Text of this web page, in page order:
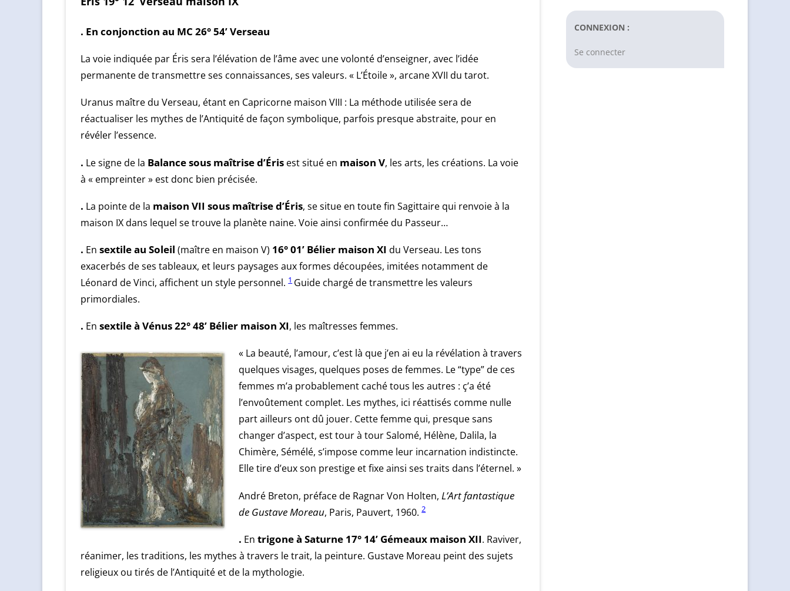
. En conjonction au MC 26° 54’ Verseau
La voie indiquée par Éris sera l’élévation de l’âme avec une volonté d’enseigner, avec l’idée
permanente de transmettre ses connaissances, ses valeurs. « L’Étoile », arcane XVII du tarot.
Uranus maître du Verseau, étant en Capricorne maison VIII : La méthode utilisée sera de
réactualiser les mythes de l’Antiquité de façon symbolique, parfois presque abstraite, pour en
révéler l’essence.
. Le signe de la Balance sous maîtrise d’Éris est situé en maison V, les arts, les créations. La voie
à « empreinter » est donc bien précisée.
. La pointe de la maison VII sous maîtrised’Éris, se situe en toute fin Sagittaire qui renvoie à la
maison IX dans lequel se trouve la planète naine. Voie ainsi confirmée du Passeur…
. Ensextile au Soleil (maître en maison V) 16° 01’ Bélier maison XI du Verseau. Les tons
exacerbés de ses tableaux, et leurs paysages aux formes découpées, imitées notamment de
Léonard de Vinci, affichent un style personnel. 1 Guide chargé de transmettre les valeurs
primordiales.
. Ensextile à Vénus 22° 48’ Bélier maison XI, les maîtresses femmes.
« La beauté, l’amour, c’est là que j’en ai eu la révélation à travers
quelques visages, quelques poses de femmes. Le “type” de ces
femmes m’a probablement caché tous les autres : ç’a été
l’envoûtement complet. Les mythes, ici réattisés comme nulle
part ailleurs ont dû jouer. Cette femme qui, presque sans
changer d’aspect, est tour à tour Salomé, Hélène, Dalila, la
Chimère, Sémélé, s’impose comme leur incarnation indistincte.
Elle tire d’eux son prestige et fixe ainsi ses traits dans l’éternel. »
André Breton, préface de Ragnar Von Holten, L’Art fantastique
de Gustave Moreau, Paris, Pauvert, 1960.2
. Entrigone à Saturne 17° 14’ Gémeaux maison XII. Raviver,
réanimer, les traditions, les mythes à travers le trait, la peinture. Gustave Moreau peintdes sujets
religieux ou tirés de l’Antiquité et de la mythologie.
CONNEXION :
Se connecter